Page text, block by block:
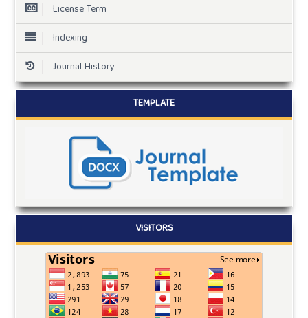
License Term
Indexing
Journal History
TEMPLATE
VISITORS